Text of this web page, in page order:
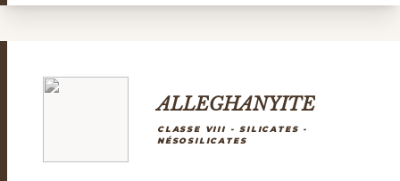
ALLEGHANYITE
CLASSE VIII - SILICATES -
NÉSOSILICATES